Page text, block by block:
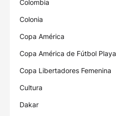
Colombia
Colonia
Copa América
Copa América de Fútbol Playa
Copa Libertadores Femenina
Cultura
Dakar